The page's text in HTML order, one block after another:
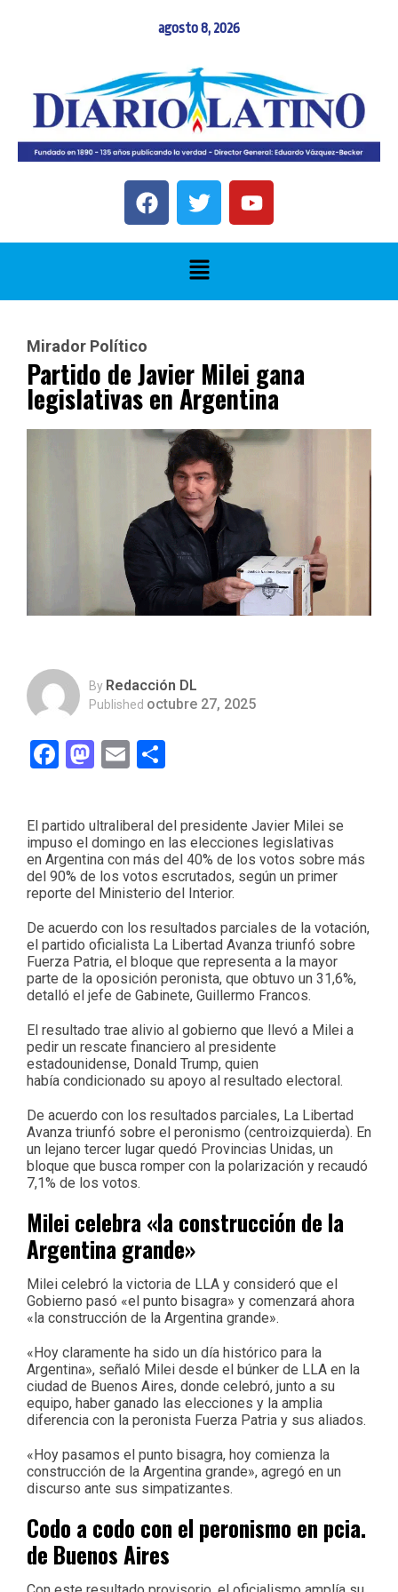
agosto 8, 2026
Mirador Político
Partido de Javier Milei gana
legislativas en Argentina
By Redacción DL
Published octubre 27, 2025
Facebook
Mastodon
Email
El partido ultraliberal del presidente Javier Milei se
impuso el domingo en las elecciones legislativas
en Argentina con más del 40% de los votos sobre más
del 90% de los votos escrutados, según un primer
reporte del Ministerio del Interior.
De acuerdo con los resultados parciales de la votación,
el partido oficialista La Libertad Avanza triunfó sobre
Fuerza Patria, el bloque que representa a la mayor
parte de la oposición peronista, que obtuvo un 31,6%,
detalló el jefe de Gabinete, Guillermo Francos.
El resultado trae alivio al gobierno que llevó a Milei a
pedir un rescate financiero al presidente
estadounidense, Donald Trump, quien
había condicionado su apoyo al resultado electoral.
De acuerdo con los resultados parciales, La Libertad
Avanza triunfó sobre el peronismo (centroizquierda). En
un lejano tercer lugar quedó Provincias Unidas, un
bloque que busca romper con la polarización y recaudó
7,1% de los votos.
Milei celebra «la construcción de la
Argentina grande»
Milei celebró la victoria de LLA y consideró que el
Gobierno pasó «el punto bisagra» y comenzará ahora
«la construcción de la Argentina grande».
«Hoy claramente ha sido un día histórico para la
Argentina», señaló Milei desde el búnker de LLA en la
ciudad de Buenos Aires, donde celebró, junto a su
equipo, haber ganado las elecciones y la amplia
diferencia con la peronista Fuerza Patria y sus aliados.
«Hoy pasamos el punto bisagra, hoy comienza la
construcción de la Argentina grande», agregó en un
discurso ante sus simpatizantes.
Codo a codo con el peronismo en pcia.
de Buenos Aires